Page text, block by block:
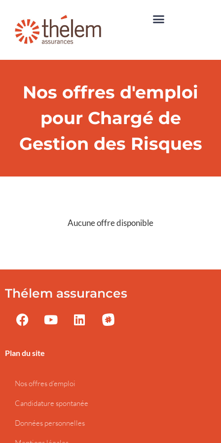
Nos offres d'emploi
pour Chargé de
Gestion des Risques
Aucune offre disponible
Thélem assurances
Plan du site
Nos offres d’emploi
Candidature spontanée
Données personnelles